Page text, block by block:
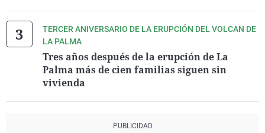
TERCER ANIVERSARIO DE LA ERUPCIÓN DEL VOLCAN DE
LA PALMA
Tres años después de la erupción de La
Palma más de cien familias siguen sin
vivienda